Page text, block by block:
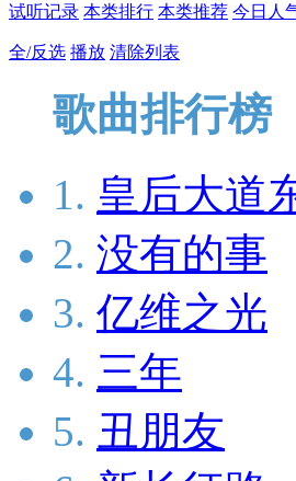
试听记录 本类排行 本类推荐 今日人
全/反选 播放 清除列表
歌曲排行榜
1. 皇后大道
2. 没有的事
3. 亿维之光
4. 三年
5. 丑朋友